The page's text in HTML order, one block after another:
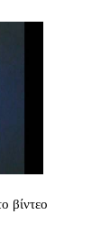
βίντεο